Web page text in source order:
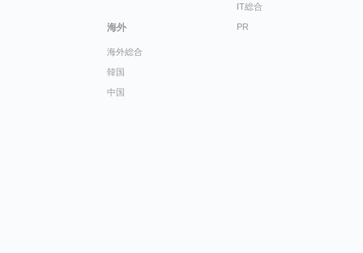
海外
海外総合
韓国
中国
IT総合
PR